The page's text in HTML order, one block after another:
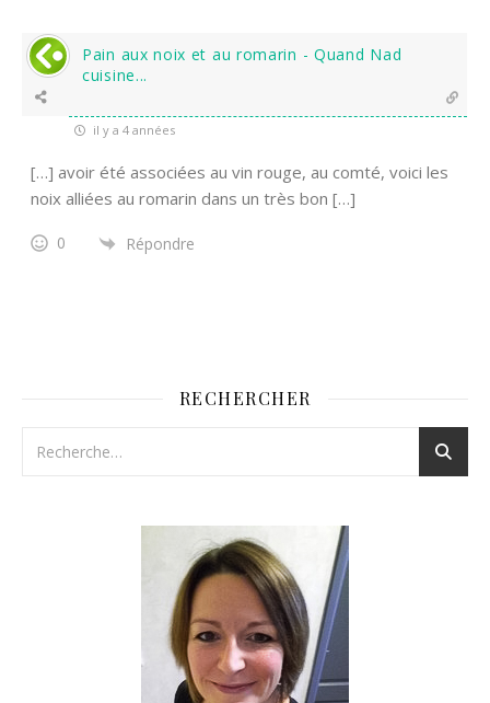
Pain aux noix et au romarin - Quand Nad
cuisine...
il y a 4 années
[…] avoir été associées au vin rouge, au comté, voici les
noix alliées au romarin dans un très bon […]
0 Répondre
RECHERCHER